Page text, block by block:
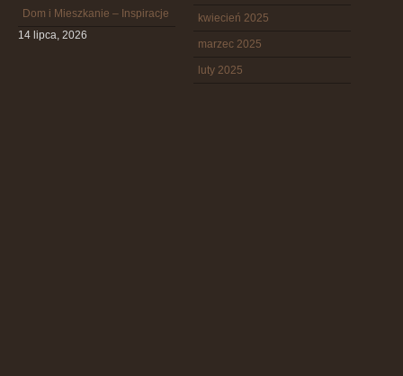
Dom i Mieszkanie – Inspiracje
14 lipca, 2026
kwiecień 2025
marzec 2025
luty 2025